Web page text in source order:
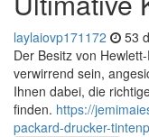
laylaiovp171172 53
Der Besitz von
verwirrend sein,
Ihnen dabei, die
finden. https://
packard-drucker-